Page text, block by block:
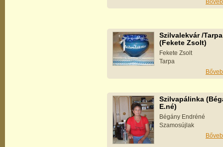
Szilvalekvár /Tarpa
(Fekete Zsolt)
Fekete Zsolt
Tarpa
Szilvapálinka
E.né)
Bégány Endréné
Szamosújlak